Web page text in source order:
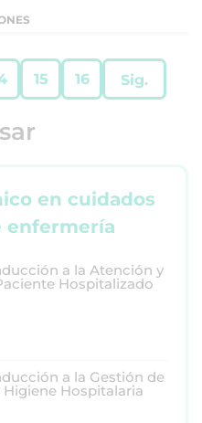
15 16 Sig.
en cuidados
enfermería
a la Atención y
Hospitalizado
a la Gestión de
Hospitalaria